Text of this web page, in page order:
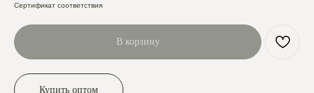
Сертификат соответствия
В корзину
Купить оптом